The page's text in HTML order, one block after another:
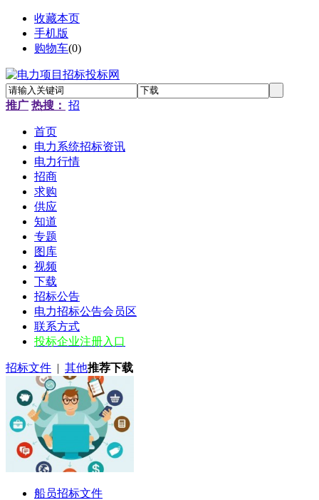
收藏本页
手机版
购物车(0)
推广 热搜： 招
首页
电力系统招标资讯
电力行情
招商
求购
供应
知道
专题
图库
视频
下载
招标公告
电力招标公告会员区
联系方式
投标企业注册入口
招标文件 | 其他推荐下载
船员招标文件